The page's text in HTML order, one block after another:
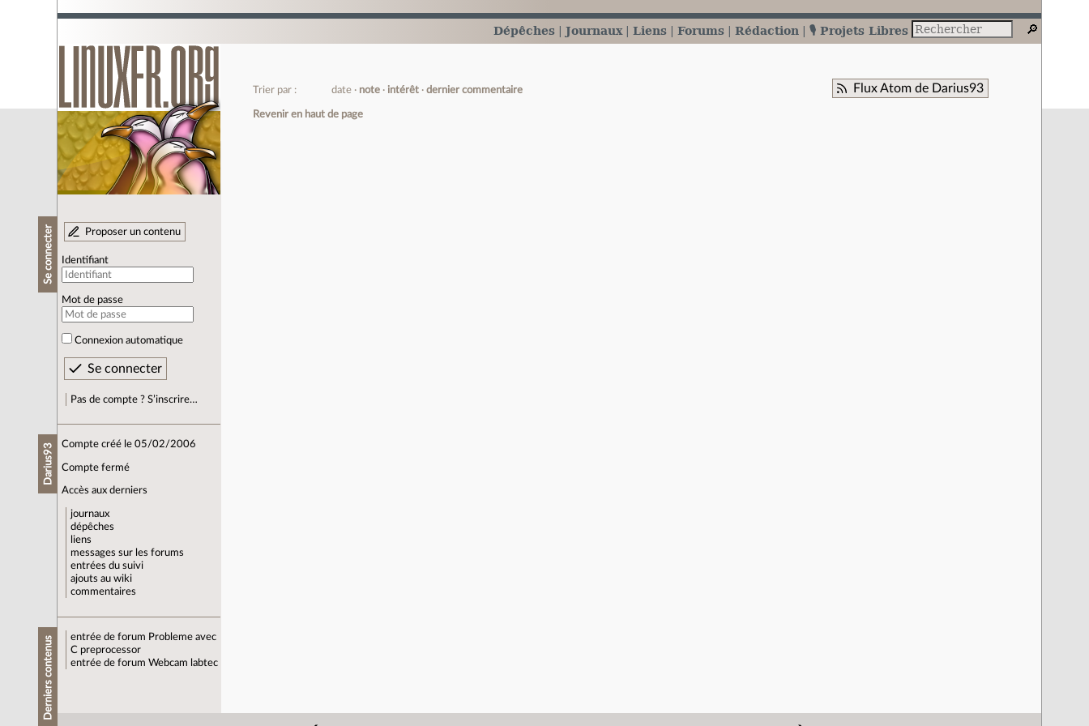
Dépêches Journaux Liens Forums Rédaction 🎙️ Projets Libres
Se connecter Proposer un contenu
Identifiant
Mot de passe
Connexion automatique
Pas de compte ? S’inscrire…
Darius93 Compte créé le 05/02/2006
Compte fermé
Accès aux derniers
journaux
dépêches
liens
messages sur les forums
entrées du suivi
ajouts au wiki
commentaires
Derniers contenus entrée de forum Probleme avec
C preprocessor
entrée de forum Webcam labtec
Flux Atom de Darius93
Trier par : date note intérêt dernier commentaire
Revenir en haut de page